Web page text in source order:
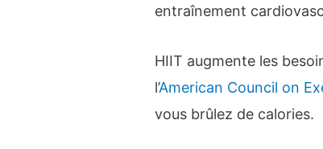
entraînement
HIIT augmente les
l’American Council on
vous brûlez de calories.